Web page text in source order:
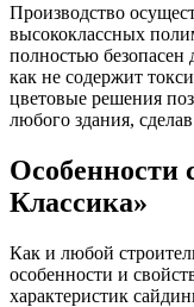
Производство
высококлассных
полностью
как не содержит
цветовые решения
любого здания,
Особенности
Классика»
Как и любой
особенности и
характеристик